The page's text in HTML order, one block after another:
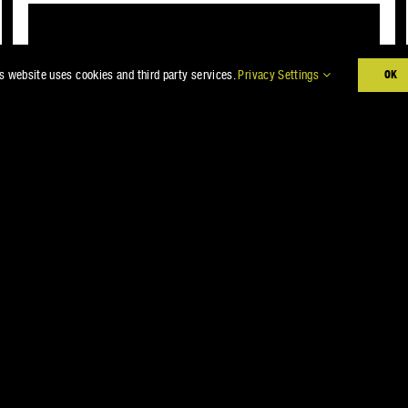
website uses cookies and third party services.Privacy Settings OK